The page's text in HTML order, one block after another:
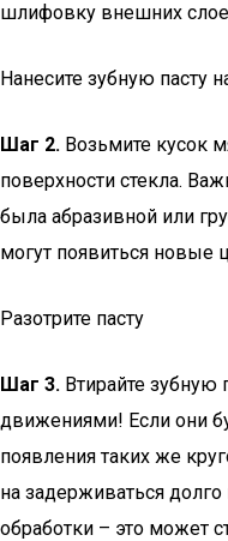
шлифовку внешних
Нанесите зубную пасту
Шаг 2. Возьмите кусок
поверхности стекла.
была абразивной или
могут появиться новые
Разотрите пасту
Шаг 3. Втирайте зубную
движениями! Если они
появления таких же
на задерживаться
обработки – это может